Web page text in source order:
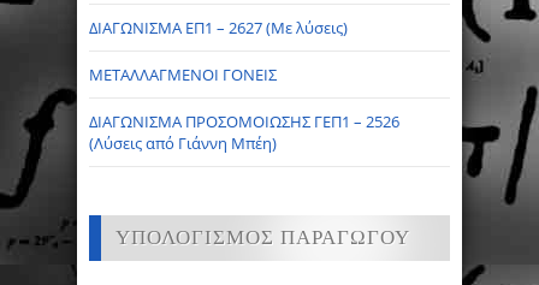
ΔΙΑΓΩΝΙΣΜΑ ΕΠ1 – 2627 (Με λύσεις)
ΜΕΤΑΛΛΑΓΜΕΝΟΙ ΓΟΝΕΙΣ
ΔΙΑΓΩΝΙΣΜΑ ΠΡΟΣΟΜΟΙΩΣΗΣ ΓΕΠ1 – 2526
(Λύσεις από Γιάννη Μπέη)
ΥΠΟΛΟΓΙΣΜΟΣ ΠΑΡΑΓΩΓΟΥ